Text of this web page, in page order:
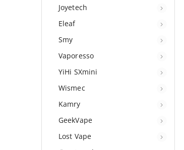
Joyetech
Eleaf
Smy
Vaporesso
YiHi SXmini
Wismec
Kamry
GeekVape
Lost Vape